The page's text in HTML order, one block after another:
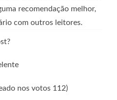
recomendação melhor,
com outros leitores.
nos votos 112)